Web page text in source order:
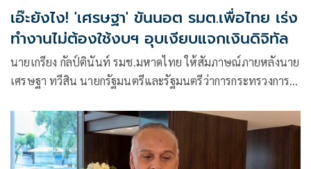
เอ๊ะยังไง! 'เศรษฐา' ขันนอต รมต.เพื่อไทย เร่ง
ทำงานไม่ต้องใช้งบฯ อุบเงียบแจกเงินดิจิทัล
นายเกรียง กัลป์ตินันท์ รมช.มหาดไทย ให้สัมภาษณ์ภายหลังนาย
เศรษฐา ทวีสิน นายกรัฐมนตรีและรัฐมนตรีว่าการกระทรวงการ
ยกฯ อยากเห็นการทำงานแบบเร่งรัด ( Quick Win )โดยเฉพาะ
เรื่องอะไรที่สามารถทำได้ก่อน